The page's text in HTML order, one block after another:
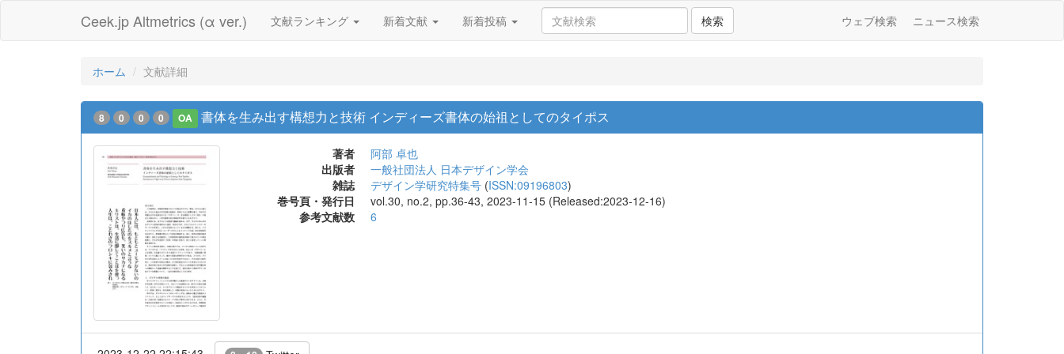
Ceek.jp Altmetrics (α ver.) 文献ランキング 新着文献 新着投稿 検索 ウェブ検索 ニュース検索
ホーム 文献詳細
8 0 0 0 OA 書体を生み出す構想力と技術 インディーズ書体の始祖としてのタイポス
著者
阿部 卓也
出版者
一般社団法人 日本デザイン学会
雑誌
デザイン学研究特集号 (ISSN:09196803)
巻号頁・発行日
vol.30, no.2, pp.36-43, 2023-11-15 (Released:2023-12-16)
参考文献数
6